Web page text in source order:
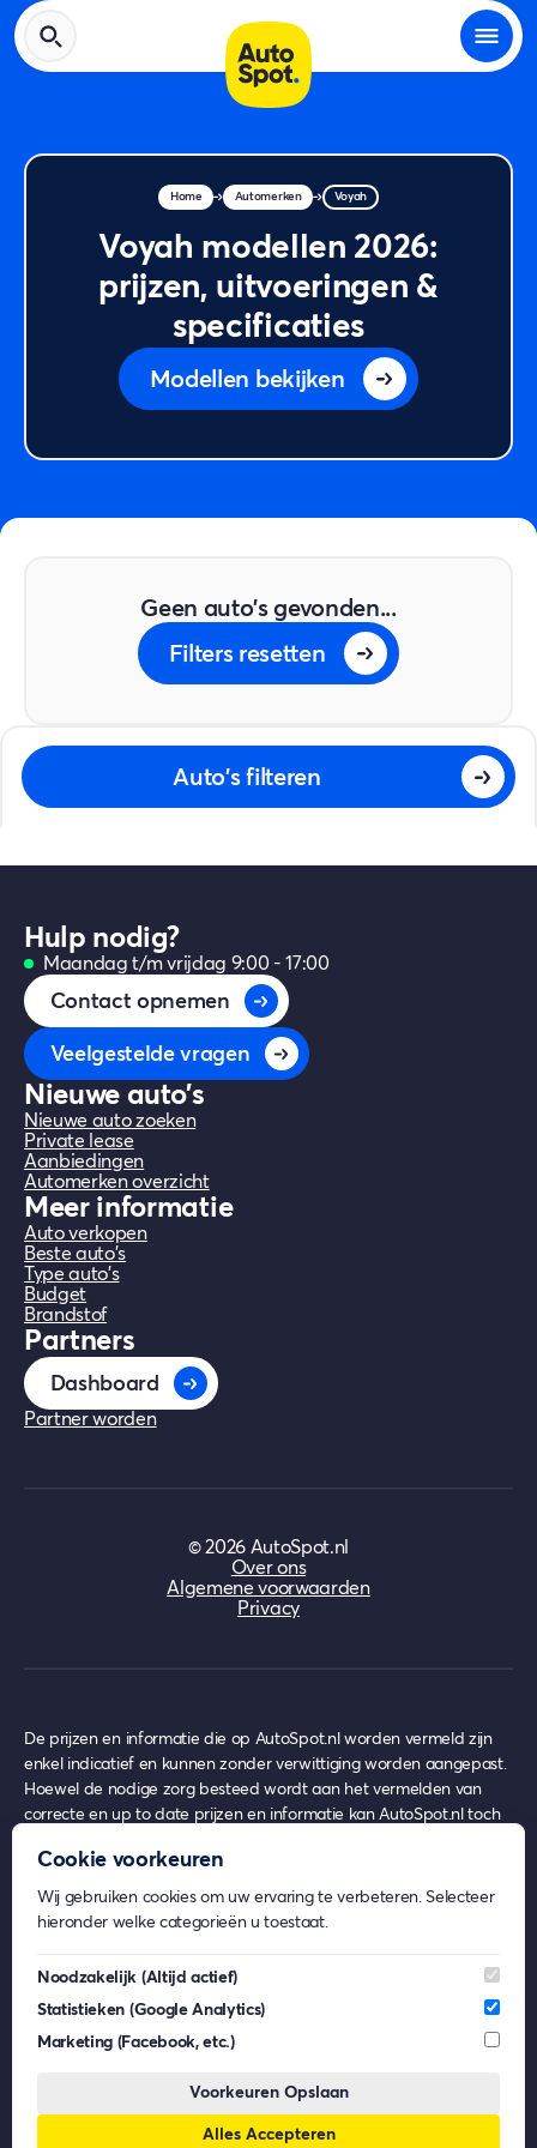
Home Automerken Voyah
Voyah modellen 2026:
prijzen, uitvoeringen &
specificaties
Modellen bekijken
Geen auto's gevonden...
Filters resetten
Auto's filteren
Hulp nodig?
Maandag t/m vrijdag 9:00 - 17:00
Contact opnemen
Veelgestelde vragen
Nieuwe auto's
Nieuwe auto zoeken
Private lease
Aanbiedingen
Automerken overzicht
Meer informatie
Auto verkopen
Beste auto's
Type auto's
Budget
Brandstof
Partners
Dashboard
Partner worden
©2026AutoSpot.nl
Over ons
Algemene voorwaarden
Privacy
De prijzen en informatie die op AutoSpot.nl worden vermeld zijn
enkel indicatief en kunnen zonder verwittiging worden aangepast.
Hoewel de nodige zorg besteed wordt aan het vermelden van
correcte en up to date prijzen en informatie kan AutoSpot.nl toch
gebruik, waar echter nooit enige rechten uit ontleend kunnen
worden.
AutoSpot.nl geeft geen inhoudelijk advies over eventuele
partijen. De rechten van deze beelden behoren toe aan de
respectievelijke eigenaren. AutoSpot.nl gebruikt dit materiaal enkel
voor informatieve doeleinden en claimt geen eigendomsrechten.
voor (gevolg)schade die voortkomt uit het gebruik van AutoSpot.nl,
dan wel uit fouten of ontbrekende functionaliteiten op
Cookie voorkeuren
Wij gebruiken cookies om uw ervaring te verbeteren. Selecteer
hieronder welke categorieën u toestaat.
Noodzakelijk (Altijd actief)
Statistieken (Google Analytics)
Marketing (Facebook, etc.)
Voorkeuren Opslaan
Alles Accepteren